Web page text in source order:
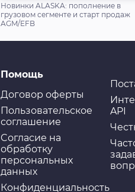
Новинки ALASKA: пополнение в
грузовом сегменте и старт продаж
AGM/EFB
Помощь
Договор оферты
Пользовательское
соглашение
Cогласие на
обработку
персональных
данных
Конфиденциальность
API